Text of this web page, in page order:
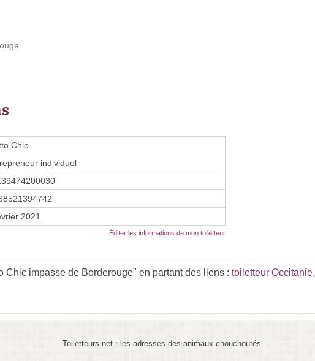
Chic
individuel
2021
Éditer les informations de mon toiletteur
Chic impasse de Borderouge" en partant des liens : toiletteur Occitanie,
Toiletteurs.net : les adresses des animaux chouchoutés